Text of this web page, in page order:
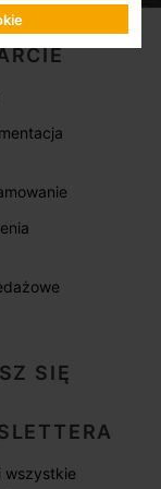
SIĘ
wszystkie